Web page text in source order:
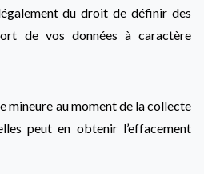
du droit de définir des
de vos données à caractère
mineure au moment de la collecte
peut en obtenir l’effacement